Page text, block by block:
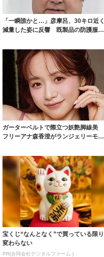
「一瞬誰かと…」彦摩呂、30キロ近く
減量した姿に反響 既製品の防護服が
ガーターベルトで際立つ妖艶脚線美
フリーアナ森香澄がランジェリーモデ
宝くじ“なんとなく”で買っている限り
変わらない
PR(合同会社デジタルファーム )